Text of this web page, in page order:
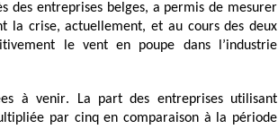
des entreprises belges, a permis de mesurer
la crise, actuellement, et au cours des deux
le vent en poupe dans l’industrie
à venir. La part des entreprises utilisant
par cinq en comparaison à la période